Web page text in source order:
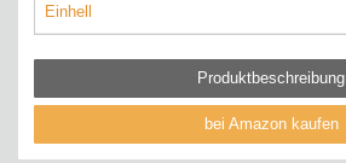
Einhell
Produktbeschreibung
bei Amazon kaufen